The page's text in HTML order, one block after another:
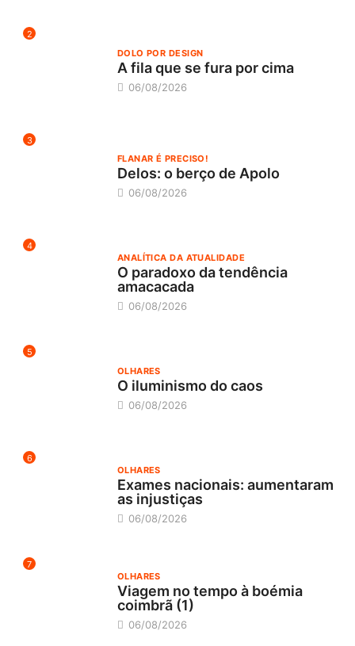
2
DOLO POR DESIGN
A fila que se fura por cima
06/08/2026
3
FLANAR É PRECISO!
Delos: o berço de Apolo
06/08/2026
4
ANALÍTICA DA ATUALIDADE
O paradoxo da tendência
amacacada
06/08/2026
5
OLHARES
O iluminismo do caos
06/08/2026
6
OLHARES
Exames nacionais: aumentaram
as injustiças
06/08/2026
7
OLHARES
Viagem no tempo à boémia
coimbrã (1)
06/08/2026